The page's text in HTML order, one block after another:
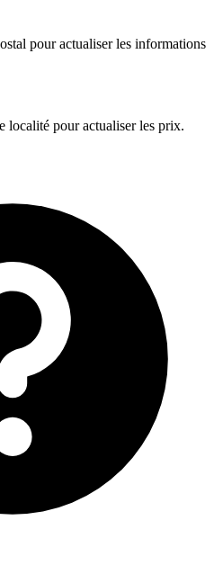
pour actualiser les informations
localité pour actualiser les prix.